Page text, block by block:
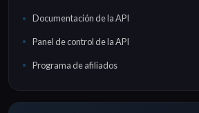
Documentación de la API
Panel de control de la API
Programa de afiliados